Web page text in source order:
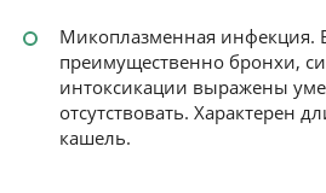
Микоплазменная инфекция.
преимущественно бронхи,
интоксикации выражены
отсутствовать. Характерен
кашель.